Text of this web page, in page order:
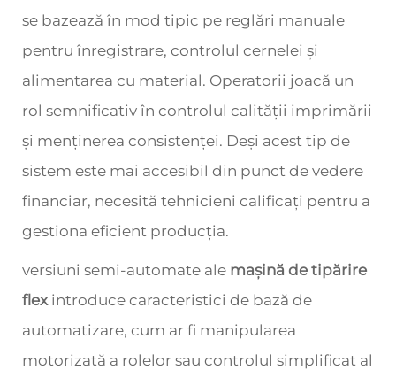
se bazează în mod tipic pe reglări manuale
pentru înregistrare, controlul cernelei și
alimentarea cu material. Operatorii joacă un
rol semnificativ în controlul calității imprimării
și menținerea consistenței. Deși acest tip de
sistem este mai accesibil din punct de vedere
financiar, necesită tehnicieni calificați pentru a
gestiona eficient producția.
versiuni semi-automate ale mașină de tipărire
flex introduce caracteristici de bază de
automatizare, cum ar fi manipularea
motorizată a rolelor sau controlul simplificat al